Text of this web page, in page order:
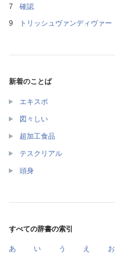
確認
トリッシュヴァンディヴァー
新着のことば
エキスポ
図々しい
超加工食品
テスクリアル
頭身
すべての辞書の索引
あ い う え お